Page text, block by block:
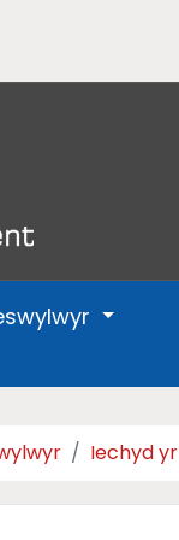
Iechyd